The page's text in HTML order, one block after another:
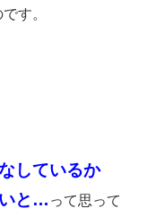
す。
しているか
と… って思って